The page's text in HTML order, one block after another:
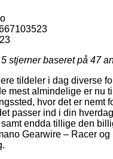
stjerner baseret på 47
tildeler i dag diverse
mest almindelige er nu
hvor det er nemt
passer ind i din
endda tillige den
Gearwire – Racer og